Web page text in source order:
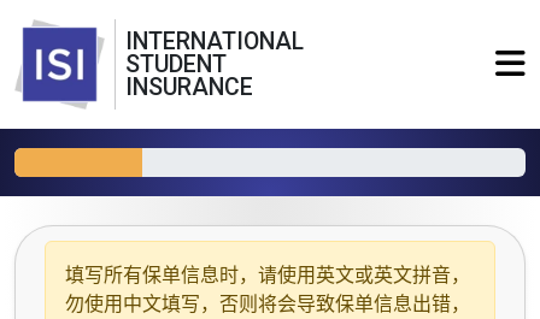
INTERNATIONAL
STUDENT
INSURANCE
填写所有保单信息时，请使用 英文或英文拼音，
勿使用中文填写，否则将会导致保单信息出错，